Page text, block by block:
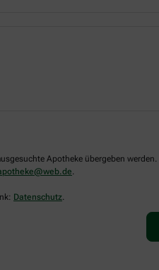
Apotheke übergeben werden.
Datenschutz